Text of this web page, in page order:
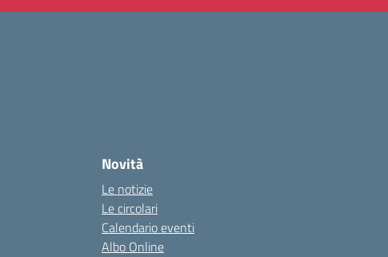
Novità
Le notizie
Le circolari
Calendario eventi
Albo Online